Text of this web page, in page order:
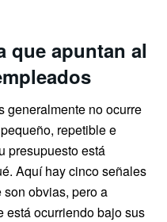
que apuntan al
generalmente no ocurre
repetible e
presupuesto está
Aquí hay cinco señales
obvias, pero a
está ocurriendo bajo sus